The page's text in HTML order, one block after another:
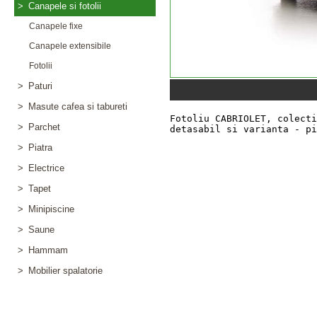
> Canapele si fotolii
Canapele fixe
Canapele extensibile
Fotolii
>
Paturi
>
Masute cafea si tabureti
>
Parchet
>
Piatra
>
Electrice
> Tapet
>
Minipiscine
> Saune
>
Hammam
>
Mobilier spalatorie